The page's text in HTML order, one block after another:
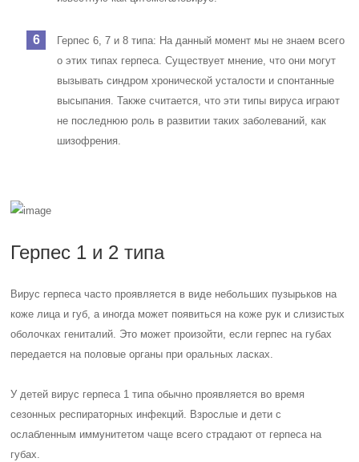
Герпес 6, 7 и 8 типа: На данный момент мы не знаем всего
о этих типах герпеса. Существует мнение, что они могут
вызывать синдром хронической усталости и спонтанные
высыпания. Также считается, что эти типы вируса играют
не последнюю роль в развитии таких заболеваний, как
шизофрения.
Герпес 1 и 2 типа
Вирус герпеса часто проявляется в виде небольших пузырьков на
коже лица и губ, а иногда может появиться на коже рук и слизистых
оболочках гениталий. Это может произойти, если герпес на губах
передается на половые органы при оральных ласках.
У детей вирус герпеса 1 типа обычно проявляется во время
сезонных респираторных инфекций. Взрослые и дети с
ослабленным иммунитетом чаще всего страдают от герпеса на
губах.